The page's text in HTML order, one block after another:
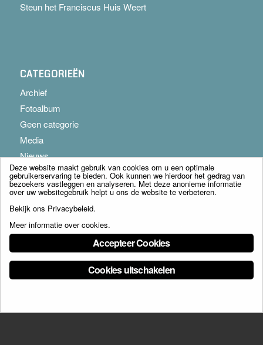
Steun het Franciscus Huis Weert
CATEGORIEËN
Archief
Fotoalbum
Geen categorie
Media
Nieuws
© Copyright - Franciscus Huis Weert B.V. - webdesign:
Deze website maakt gebruik van cookies om u een optimale
gebruikerservaring te bieden. Ook kunnen we hierdoor het gedrag van
bezoekers vastleggen en analyseren. Met deze anonieme informatie
over uw websitegebruik helpt u ons de website te verbeteren.
Bekijk ons Privacybeleid.
Meer informatie over cookies.
Accepteer Cookies
Cookies uitschakelen